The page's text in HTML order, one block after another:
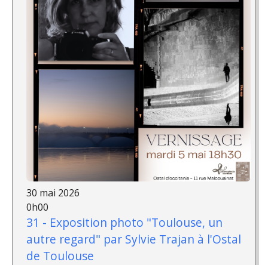
30 mai 2026
0h00
31 - Exposition photo "Toulouse, un
autre regard" par Sylvie Trajan à l'Ostal
de Toulouse